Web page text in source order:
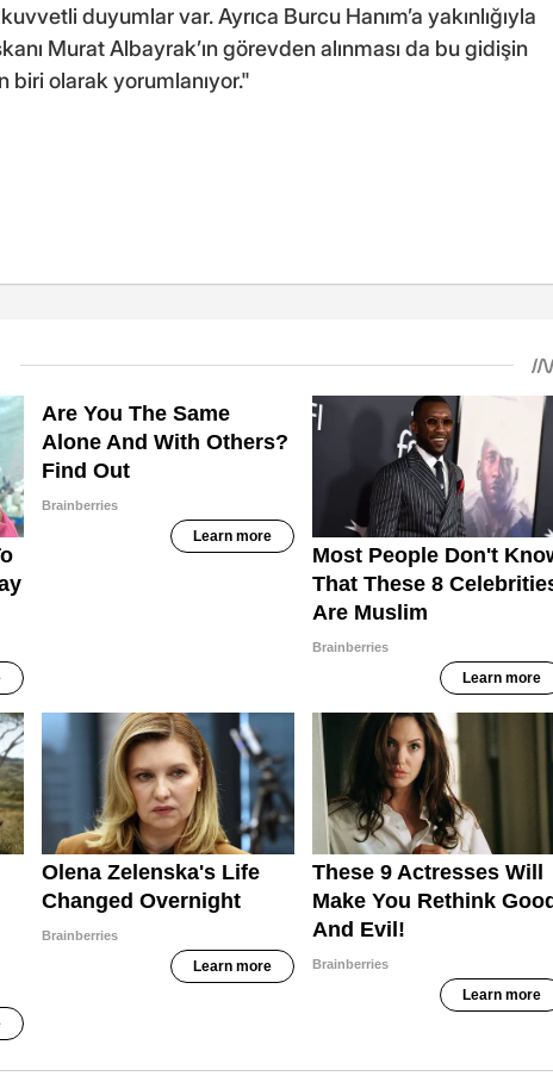
duyumlar var. Ayrıca Burcu Hanım’a yakınlığıyla
Murat Albayrak’ın görevden alınması da bu gidişin
biri olarak yorumlanıyor."